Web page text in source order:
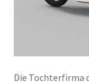
Die Tochterfirma